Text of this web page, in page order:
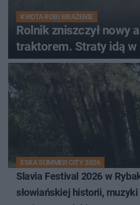
KWOTA ROBI WRAŻENIE
Rolnik zniszczył nowy
traktorem. Straty idą
ESKA SUMMER CITY 2026
Slavia Festival 2026 w
słowiańskiej historii,